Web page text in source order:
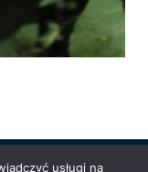
usługi na